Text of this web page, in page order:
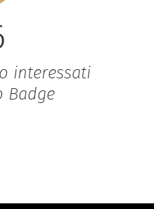
interessati
Badge